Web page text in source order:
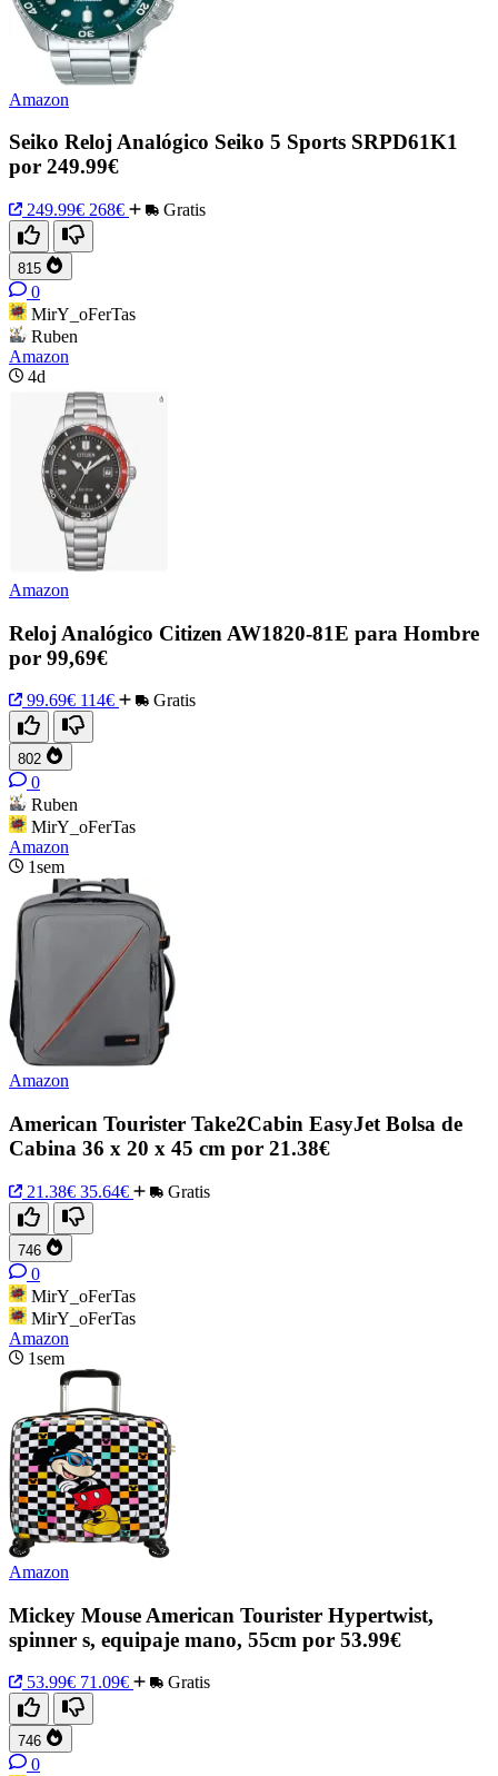
Amazon
Seiko Reloj Analógico Seiko 5 Sports SRPD61K1
por 249.99€
249.99€ 268€ Gratis
815
0
MirY_oFerTas
Ruben
Amazon
4d
Amazon
Reloj Analógico Citizen AW1820-81E para Hombre
por 99,69€
99.69€ 114€ Gratis
802
0
Ruben
MirY_oFerTas
Amazon
1sem
Amazon
American Tourister Take2Cabin EasyJet Bolsa de
Cabina 36 x 20 x 45 cm por 21.38€
21.38€ 35.64€ Gratis
746
0
MirY_oFerTas
MirY_oFerTas
Amazon
1sem
Amazon
Mickey Mouse American Tourister Hypertwist,
spinner s, equipaje mano, 55cm por 53.99€
53.99€ 71.09€ Gratis
746
0